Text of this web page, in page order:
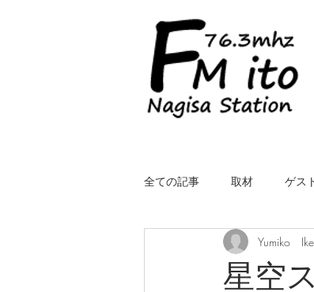
全ての記事 取材 ゲス
LIVE（中継） 星空ス
星空
Yumiko